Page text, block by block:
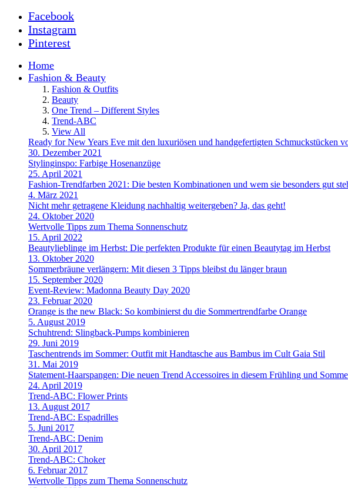
Facebook
Instagram
Pinterest
Home
Fashion & Beauty
Fashion & Outfits
Beauty
One Trend – Different Styles
Trend-ABC
View All
Ready for New Years Eve mit den luxuriösen und handgefertigten
30. Dezember 2021
Stylinginspo: Farbige Hosenanzüge
25. April 2021
Fashion-Trendfarben 2021: Die besten Kombinationen und wem sie besonders gut
4. März 2021
Nicht mehr getragene Kleidung nachhaltig weitergeben? Ja, das geht!
24. Oktober 2020
Wertvolle Tipps zum Thema Sonnenschutz
15. April 2022
Beautylieblinge im Herbst: Die perfekten Produkte für einen Beautytag im Herbst
13. Oktober 2020
Sommerbräune verlängern: Mit diesen 3 Tipps bleibst du länger braun
15. September 2020
Event-Review: Madonna Beauty Day 2020
23. Februar 2020
Orange is the new Black: So kombinierst du die Sommertrendfarbe Orange
5. August 2019
Schuhtrend: Slingback-Pumps kombinieren
29. Juni 2019
Taschentrends im Sommer: Outfit mit Handtasche aus Bambus im Cult Gaia Stil
31. Mai 2019
Statement-Haarspangen: Die neuen Trend Accessoires in diesem Frühling und
24. April 2019
Trend-ABC: Flower Prints
13. August 2017
Trend-ABC: Espadrilles
5. Juni 2017
Trend-ABC: Denim
30. April 2017
Trend-ABC: Choker
6. Februar 2017
Wertvolle Tipps zum Thema Sonnenschutz